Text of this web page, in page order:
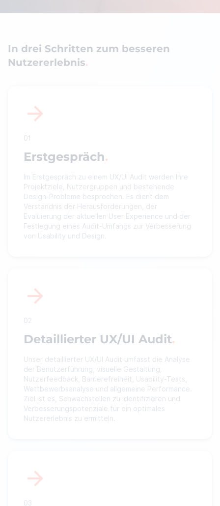
In drei Schritten zum besseren
Nutzererlebnis
01
Erstgespräch
Im Erstgespräch zu einem UX/UI Audit werden Ihre
Projektziele, Nutzergruppen und bestehende
Design-Probleme besprochen. Es dient dem
Verständnis der Herausforderungen, der
Evaluierung der aktuellen User Experience und der
Festlegung eines Audit-Umfangs zur Verbesserung
von Usability und Design.
02
Detaillierter UX/UI Audit
Unser detaillierter UX/UI Audit umfasst die Analyse
der Benutzerführung, visuelle Gestaltung,
Nutzerfeedback, Barrierefreiheit, Usability-Tests,
Wettbewerbsanalyse und allgemeine Performance.
Ziel ist es, Schwachstellen zu identifizieren und
Verbesserungspotenziale für ein optimales
Nutzererlebnis zu ermitteln.
03